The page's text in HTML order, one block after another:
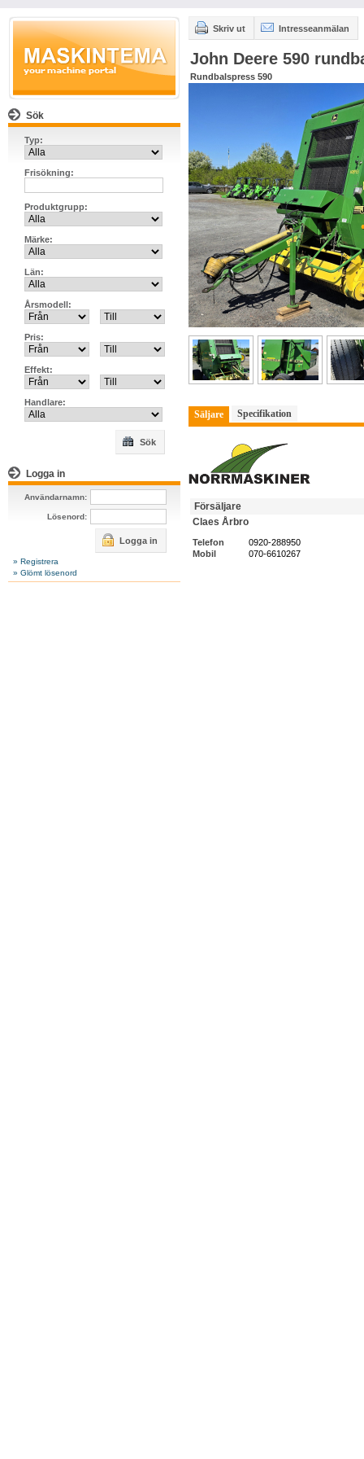
Sök
Typ:
Frisökning:
Produktgrupp:
Märke:
Län:
Årsmodell:
Pris:
Effekt:
Handlare:
Sök
Logga in
Användarnamn:
Lösenord:
Logga in
» Registrera
» Glömt lösenord
Skriv ut Intresseanmälan
John Deere 590
Rundbalspress 590
Säljare Specifikation
Försäljare
Claes Årbro
Telefon
0920-288950
Mobil
070-6610267